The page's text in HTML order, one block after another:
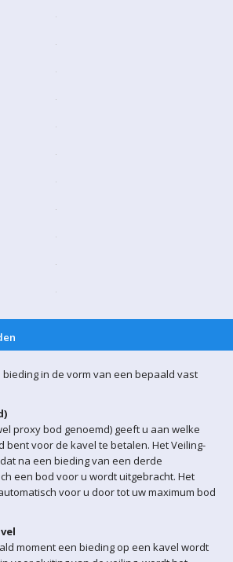
in de vorm van een bepaald vast
proxy bod genoemd) geeft u aan welke
bent voor de kavel te betalen. Het Veiling-
na een bieding van een derde
een bod voor u wordt uitgebracht. Het
voor u door tot uw maximum bod
moment een bieding op een kavel wordt